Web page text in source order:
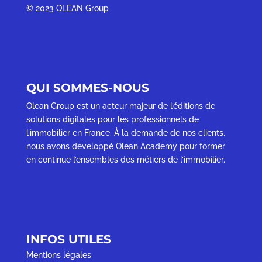
© 2023 OLEAN Group
QUI SOMMES-NOUS
Olean Group est un acteur majeur de l’éditions de
solutions digitales pour les professionnels de
l’immobilier en France. À la demande de nos clients,
nous avons développé Olean Academy pour former
en continue l’ensembles des métiers de l’immobilier.
INFOS UTILES
Mentions légales